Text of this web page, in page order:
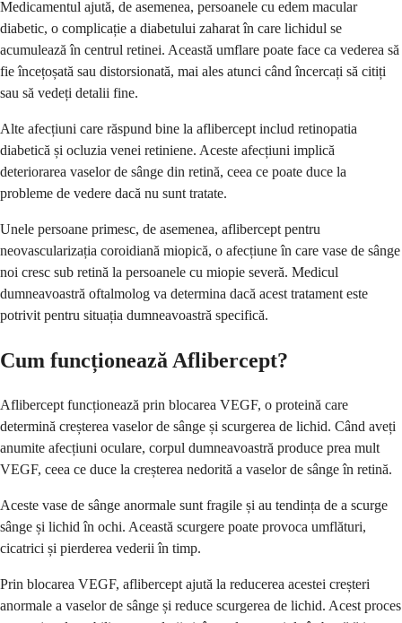
Medicamentul ajută, de asemenea, persoanele cu edem macular
diabetic, o complicație a diabetului zaharat în care lichidul se
acumulează în centrul retinei. Această umflare poate face ca vederea să
fie încețoșată sau distorsionată, mai ales atunci când încercați să citiți
sau să vedeți detalii fine.
Alte afecțiuni care răspund bine la aflibercept includ retinopatia
diabetică și ocluzia venei retiniene. Aceste afecțiuni implică
deteriorarea vaselor de sânge din retină, ceea ce poate duce la
probleme de vedere dacă nu sunt tratate.
Unele persoane primesc, de asemenea, aflibercept pentru
neovascularizația coroidiană miopică, o afecțiune în care vase de sânge
noi cresc sub retină la persoanele cu miopie severă. Medicul
dumneavoastră oftalmolog va determina dacă acest tratament este
potrivit pentru situația dumneavoastră specifică.
Cum funcționează Aflibercept?
Aflibercept funcționează prin blocarea VEGF, o proteină care
determină creșterea vaselor de sânge și scurgerea de lichid. Când aveți
anumite afecțiuni oculare, corpul dumneavoastră produce prea mult
VEGF, ceea ce duce la creșterea nedorită a vaselor de sânge în retină.
Aceste vase de sânge anormale sunt fragile și au tendința de a scurge
sânge și lichid în ochi. Această scurgere poate provoca umflături,
cicatrici și pierderea vederii în timp.
Prin blocarea VEGF, aflibercept ajută la reducerea acestei creșteri
anormale a vaselor de sânge și reduce scurgerea de lichid. Acest proces